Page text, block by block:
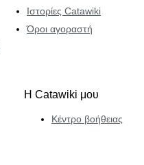
Ιστορίες Catawiki
Όροι αγοραστή
Η Catawiki μου
Κέντρο βοήθειας